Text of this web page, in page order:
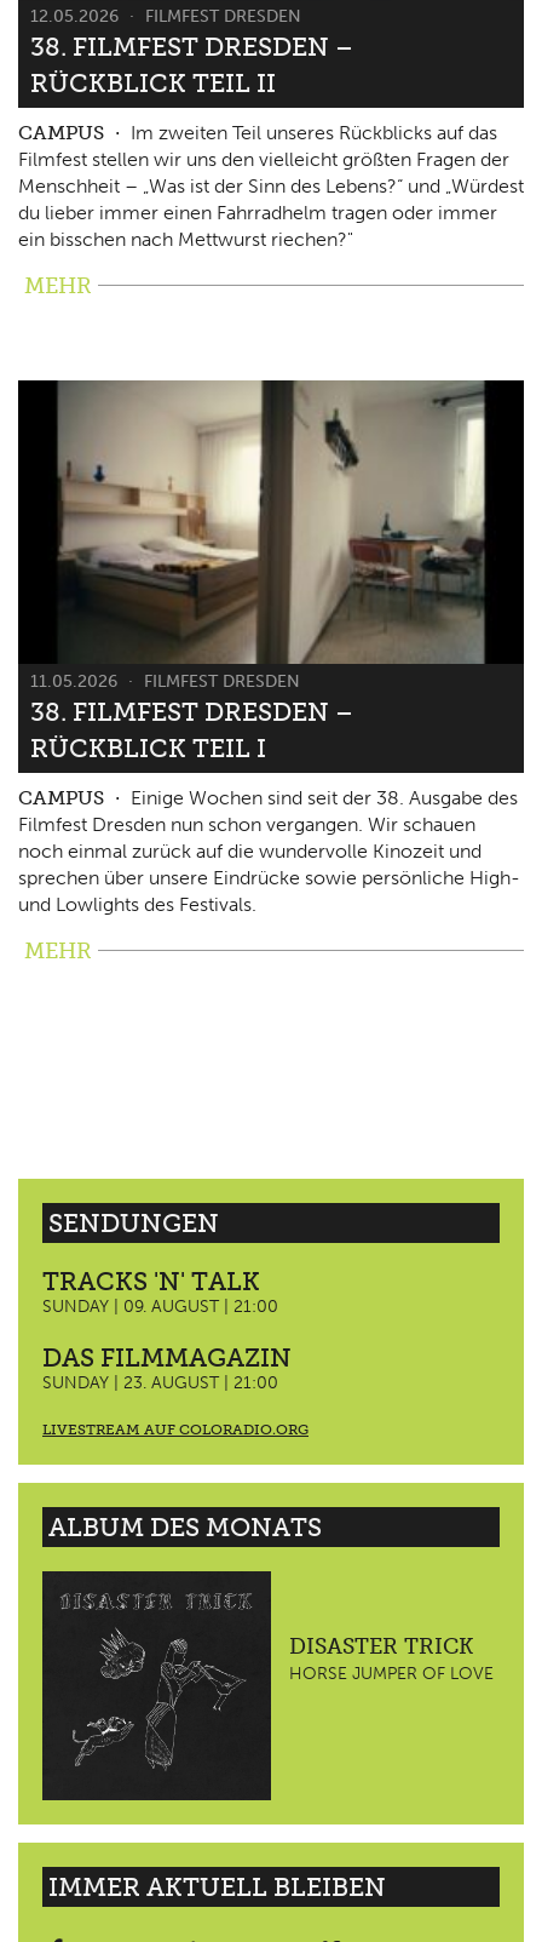
12.05.2026 FILMFEST DRESDEN
38. FILMFEST DRESDEN –
RÜCKBLICK TEIL II
CAMPUS
Im zweiten Teil unseres Rückblicks auf das
Filmfest stellen wir uns den vielleicht größten Fragen der
Menschheit – „Was ist der Sinn des Lebens?“ und „Würdest
du lieber immer einen Fahrradhelm tragen oder immer
ein bisschen nach Mettwurst riechen?"
MEHR
11.05.2026 FILMFEST DRESDEN
38. FILMFEST DRESDEN –
RÜCKBLICK TEIL I
CAMPUS
Einige Wochen sind seit der 38. Ausgabe des
Filmfest Dresden nun schon vergangen. Wir schauen
noch einmal zurück auf die wundervolle Kinozeit und
sprechen über unsere Eindrücke sowie persönliche High-
und Lowlights des Festivals.
MEHR
SENDUNGEN
TRACKS 'N' TALK
SUNDAY | 09. AUGUST | 21:00
DAS FILMMAGAZIN
SUNDAY | 23. AUGUST | 21:00
LIVESTREAM AUF COLORADIO.ORG
ALBUM DES MONATS
DISASTER TRICK
HORSE JUMPER OF LOVE
IMMER AKTUELL BLEIBEN